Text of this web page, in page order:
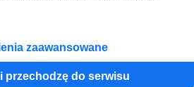
zaawansowane
przechodzę do serwisu
o istotnych sprawach w